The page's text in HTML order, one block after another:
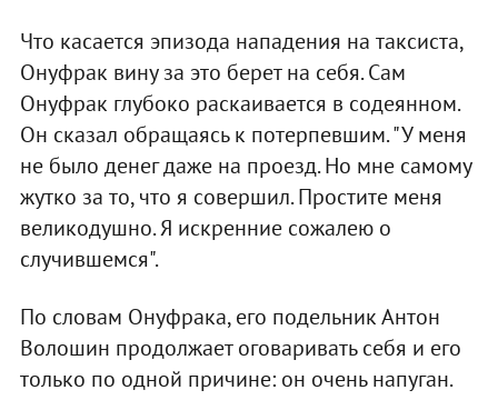
Что касается эпизода нападения на таксиста,
Онуфрак вину за это берет на себя. Сам
Онуфрак глубоко раскаивается в содеянном.
Он сказал обращаясь к потерпевшим. "У меня
не было денег даже на проезд. Но мне самому
жутко за то, что я совершил. Простите меня
великодушно. Я искренние сожалею о
случившемся".
По словам Онуфрака, его подельник Антон
Волошин продолжает оговаривать себя и его
только по одной причине: он очень напуган.